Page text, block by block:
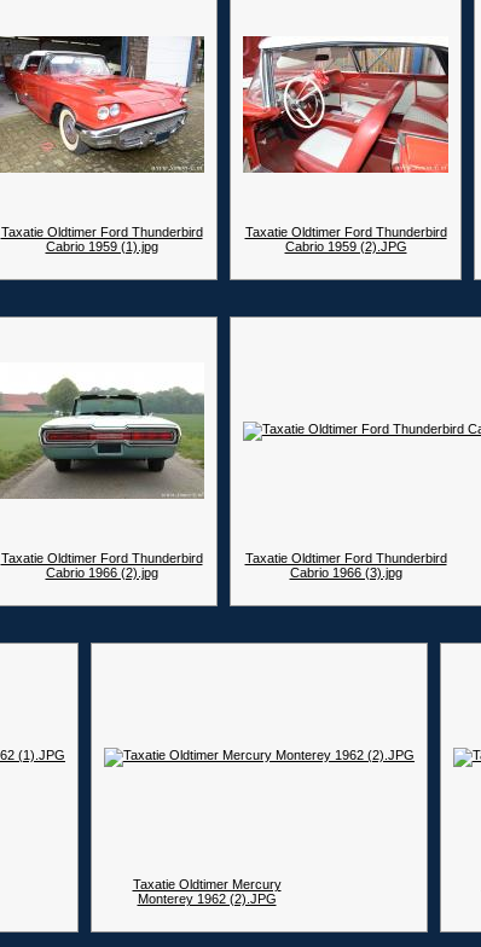
Taxatie Oldtimer Ford Thunderbird
Cabrio 1959 (1).jpg
Taxatie Oldtimer Ford Thunderbird
Cabrio 1959 (2).JPG
Taxatie Oldtimer Ford Thunderbird
Cabrio 1966 (2).jpg
Taxatie Oldtimer Ford Thunderbird
Cabrio 1966 (3).jpg
Taxatie Oldtimer Mercury
Monterey 1962 (2).JPG